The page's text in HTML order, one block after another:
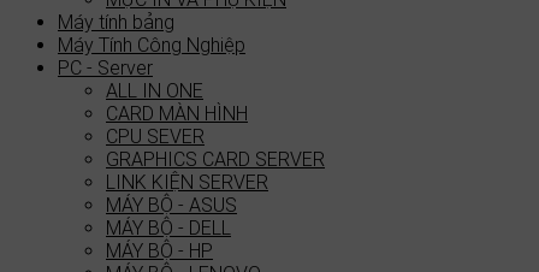
Máy tính bảng
Máy Tính Công Nghiệp
PC - Server
ALL IN ONE
CARD MÀN HÌNH
CPU SEVER
GRAPHICS CARD SERVER
LINK KIỆN SERVER
MÁY BỘ - ASUS
MÁY BỘ - DELL
MÁY BỘ - HP